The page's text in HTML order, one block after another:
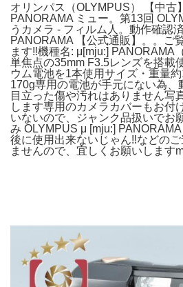
オリンパス（OLYMPUS） 【中古
PANORAMA ミュー。第13回
うカメラ - フィルム人。動作確認
PANORAMA 【公式通販】。。ご
ます‼︎機種名: μ[mju:] PANORAMA
単焦点の35mm F3.5レンズを搭載
ウム電池を1本使用サイズ・重量
170g専用の電池が手元にない為、
目立った傷や汚れはありません写
します専用のカメラカバーもお付
いないので、ジャンク品扱いでお
み OLYMPUS μ [mju:]
後に使用出来ないじゃん‼︎などの
ませんので、宜しくお願いします